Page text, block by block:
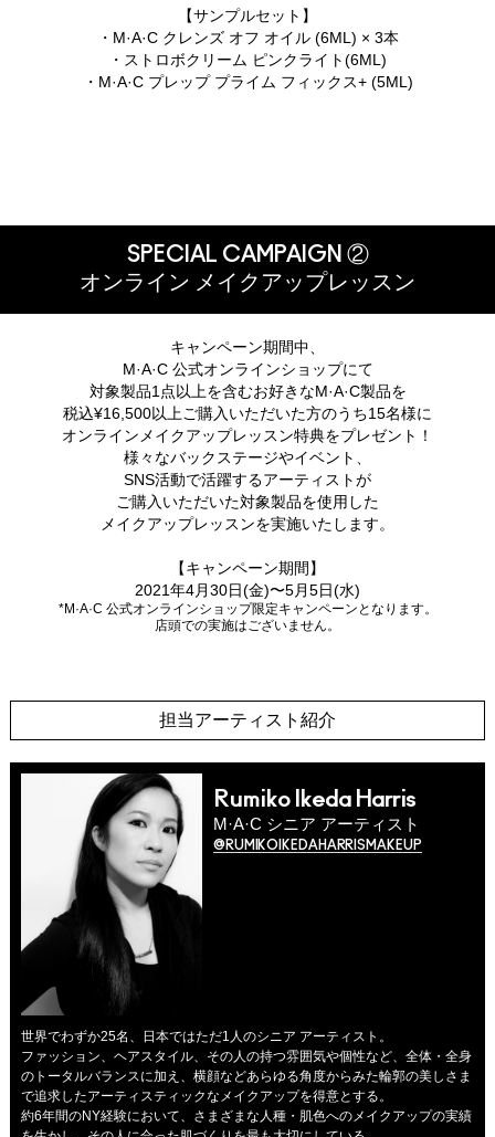
【サンプルセット】
・M·A·C クレンズ オフ オイル (6ML) × 3本
・ストロボクリーム ピンクライト(6ML)
・M·A·C プレップ プライム フィックス+ (5ML)
SPECIAL CAMPAIGN ②
オンライン メイクアップレッスン
キャンペーン期間中、
M·A·C 公式オンラインショップにて
対象製品1点以上を含むお好きなM·A·C製品を
税込¥16,500以上ご購入いただいた方のうち15名様に
オンラインメイクアップレッスン特典をプレゼント！
様々なバックステージやイベント、
SNS活動で活躍するアーティストが
ご購入いただいた対象製品を使用した
メイクアップレッスンを実施いたします。
【キャンペーン期間】
2021年4月30日(金)〜5月5日(水)
*M·A·C 公式オンラインショップ限定キャンペーンとなります。
店頭での実施はございません。
担当アーティスト紹介
Rumiko Ikeda Harris
M·A·C シニア アーティスト
@RUMIKOIKEDAHARRISMAKEUP
世界でわずか25名、日本ではただ1人のシニア アーティスト。
ファッション、ヘアスタイル、その人の持つ雰囲気や個性など、全体・全身
のトータルバランスに加え、横顔などあらゆる角度からみた輪郭の美しさま
で追求したアーティスティックなメイクアップを得意とする。
約6年間のNY経験において、さまざまな人種・肌色へのメイクアップの実績